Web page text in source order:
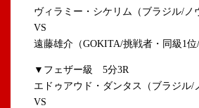
ヴィラミー・シケリム（ブラジル/ノ
VS
遠藤雄介（GOKITA/挑戦者・同級1
▼フェザー級 5分3R
エドゥアウド・ダンタス（ブラジル/
VS